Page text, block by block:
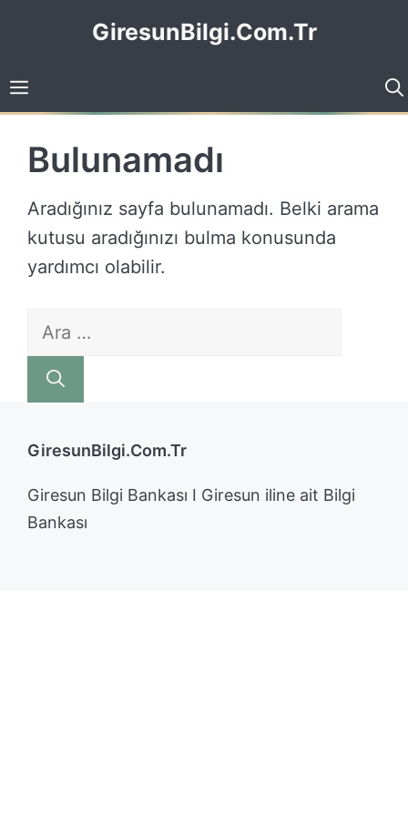
GiresunBilgi.Com.Tr
Bulunamadı
Aradığınız sayfa bulunamadı. Belki arama
kutusu aradığınızı bulma konusunda
yardımcı olabilir.
için
ara
GiresunBilgi.Com.Tr
Giresun Bilgi Bankası I Giresun iline ait Bilgi
Bankası